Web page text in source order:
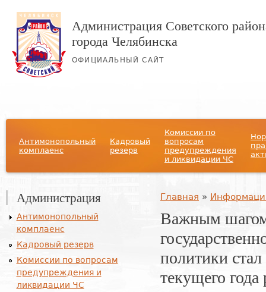
Администрация Советского
города Челябинска
ОФИЦИАЛЬНЫЙ САЙТ
Антимонопольный
комплаенс
Кадровый
резерв
Комиссии по
вопросам
предупреждения
и ликвидации ЧС
Вы здесь
Главная »
Важным
политики
текущего года
Администрация
Антимонопольный
комплаенс
Кадровый резерв
Комиссии по вопросам
предупреждения и
ликвидации ЧС